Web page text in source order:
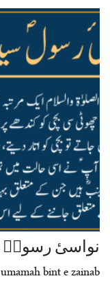
umamah bint e zainab